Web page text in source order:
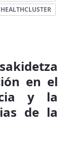
en el
y la
de la